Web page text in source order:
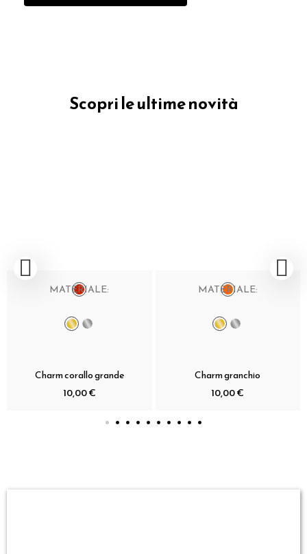
Scopri le ultime novità
MATERIALE:
Charm corallo grande
10,00 €
MATERIALE:
Charm granchio
10,00 €